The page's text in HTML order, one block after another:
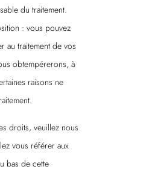
du traitement.
: vous pouvez
au traitement de vos
obtempérerons, à
raisons ne
droits, veuillez nous
vous référer aux
bas de cette